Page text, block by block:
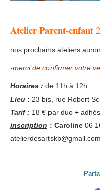
Atelier Parent-enfant
nos prochains ateliers
-merci de confirmer votre
Horaires : de 11h à 12h
Lieu : 23 bis, rue Robert
Tarif : 18 € par duo +
inscription : Caroline 06
atelierdesartskb@gmail.com